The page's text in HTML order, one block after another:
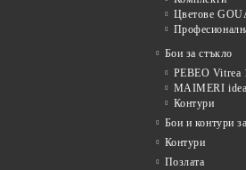
Цветове
Бои за стъкло
PEBEO Vitrea
MAIMERI
Контури
Бои и контури
Контури
Позлата